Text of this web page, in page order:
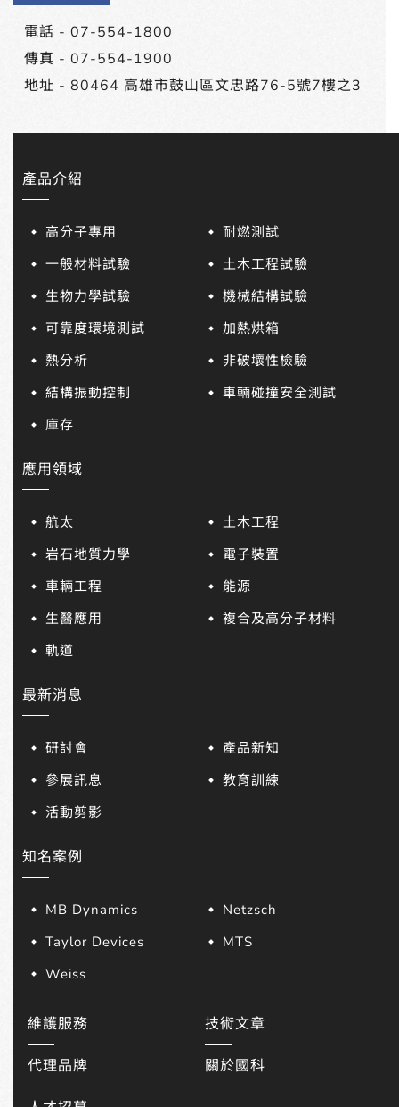
電話 - 07-554-1800
傳真 - 07-554-1900
地址 - 80464 高雄市鼓山區文忠路76-5號7樓之3
產品介紹
高分子專用
耐燃測試
一般材料試驗
土木工程試驗
生物力學試驗
機械結構試驗
可靠度環境測試
加熱烘箱
熱分析
非破壞性檢驗
結構振動控制
車輛碰撞安全測試
庫存
應用領域
航太
土木工程
岩石地質力學
電子裝置
車輛工程
能源
生醫應用
複合及高分子材料
軌道
最新消息
研討會
產品新知
參展訊息
教育訓練
活動剪影
知名案例
MB Dynamics
Netzsch
Taylor Devices
MTS
Weiss
維護服務 技術文章
代理品牌 關於國科